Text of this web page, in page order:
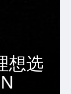
想选